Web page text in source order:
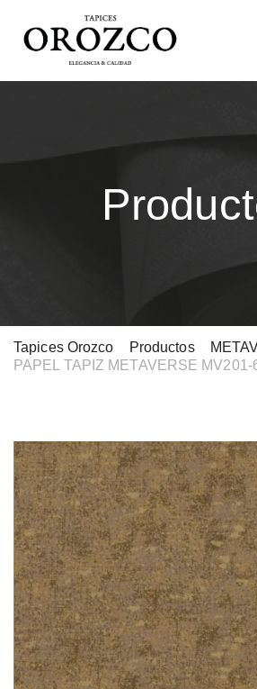
Tapices Orozco Productos>
PAPEL TAPIZ METAVERSE MV201-